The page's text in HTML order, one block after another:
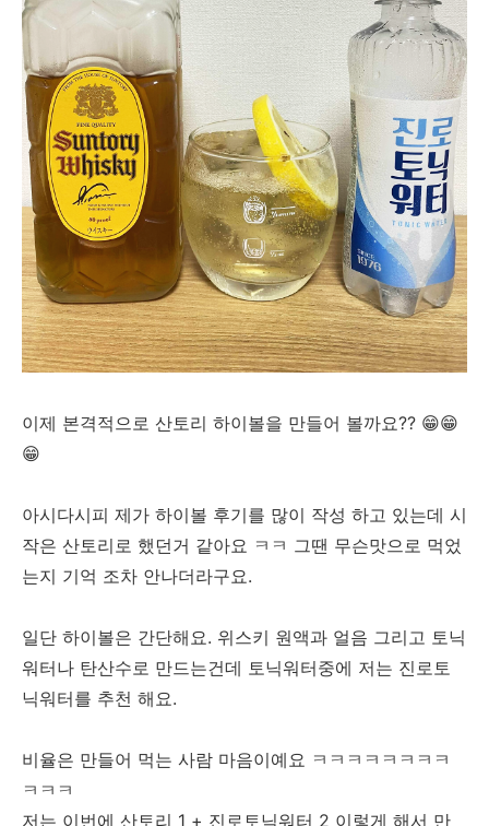
이제 본격적으로 산토리 하이볼을 만들어 볼까요?? 😁😁
😁
아시다시피 제가 하이볼 후기를 많이 작성 하고 있는데 시
작은 산토리로 했던거 같아요 ㅋㅋ 그땐 무슨맛으로 먹었
는지 기억 조차 안나더라구요.
일단 하이볼은 간단해요. 위스키 원액과 얼음 그리고 토닉
워터나 탄산수로 만드는건데 토닉워터중에 저는 진로토
닉워터를 추천 해요.
비율은 만들어 먹는 사람 마음이예요 ㅋㅋㅋㅋㅋㅋㅋㅋ
ㅋㅋㅋ
저는 이번에 산토리 1 + 진로토닉워터 2 이렇게 해서 만